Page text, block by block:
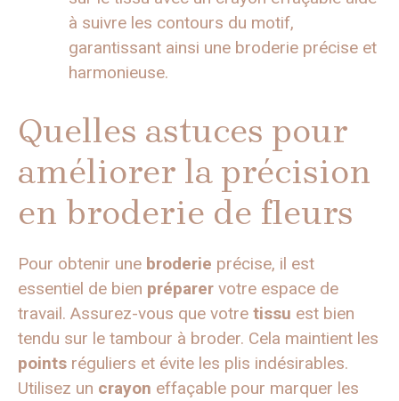
à suivre les contours du motif,
garantissant ainsi une broderie précise et
harmonieuse.
Quelles astuces pour
améliorer la précision
en broderie de fleurs
Pour obtenir une broderie précise, il est
essentiel de bien préparer votre espace de
travail. Assurez-vous que votre tissu est bien
tendu sur le tambour à broder. Cela maintient les
points réguliers et évite les plis indésirables.
Utilisez un crayon effaçable pour marquer les